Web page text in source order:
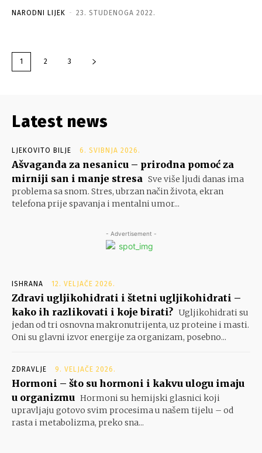
NARODNI LIJEK - 23. STUDENOGA 2022.
1 2 3
Latest news
LJEKOVITO BILJE 6. SVIBNJA 2026.
Ašvaganda za nesanicu – prirodna pomoć za
mirniji san i manje stresa Sve više ljudi danas ima
problema sa snom. Stres, ubrzan način života, ekran
telefona prije spavanja i mentalni umor...
- Advertisement -
ISHRANA 12. VELJAČE 2026.
Zdravi ugljikohidrati i štetni ugljikohidrati –
kako ih razlikovati i koje birati? Ugljikohidrati su
jedan od tri osnovna makronutrijenta, uz proteine i masti.
Oni su glavni izvor energije za organizam, posebno...
ZDRAVLJE 9. VELJAČE 2026.
Hormoni – što su hormoni i kakvu ulogu imaju
u organizmu Hormoni su hemijski glasnici koji
upravljaju gotovo svim procesima u našem tijelu – od
rasta i metabolizma, preko sna...